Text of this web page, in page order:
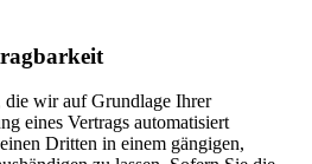
die wir auf Grundlage Ihrer
eines Vertrags automatisiert
Dritten in einem gängigen,